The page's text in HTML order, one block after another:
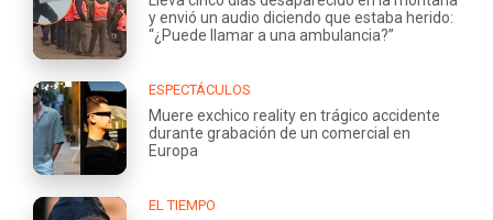
y envió un audio diciendo que estaba herido:
“¿Puede llamar a una ambulancia?”
ESPECTÁCULOS
Muere exchico reality en trágico accidente
durante grabación de un comercial en
Europa
EL TIEMPO